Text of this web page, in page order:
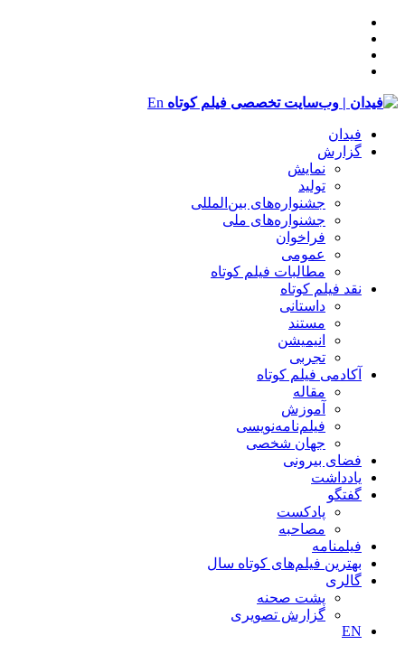
En
فیدان
گزارش
نمایش
تولید
‌‌جشنواره‌های بین‌المللی
جشنواره‌های ملی
فراخوان
عمومی
مطالبات فیلم کوتاه
نقد فیلم کوتاه
داستانی
مستند
انیمیشن
تجربی
آکادمی فیلم کوتاه
مقاله
آموزش
فیلم‌نامه‌نویسی
جهان شخصی
فضای بیرونی
یادداشت
گفتگو
پادکست
مصاحبه
فیلمنامه
بهترین فیلم‌های کوتاه سال
گالری
پشت صحنه
گزارش تصویری
EN